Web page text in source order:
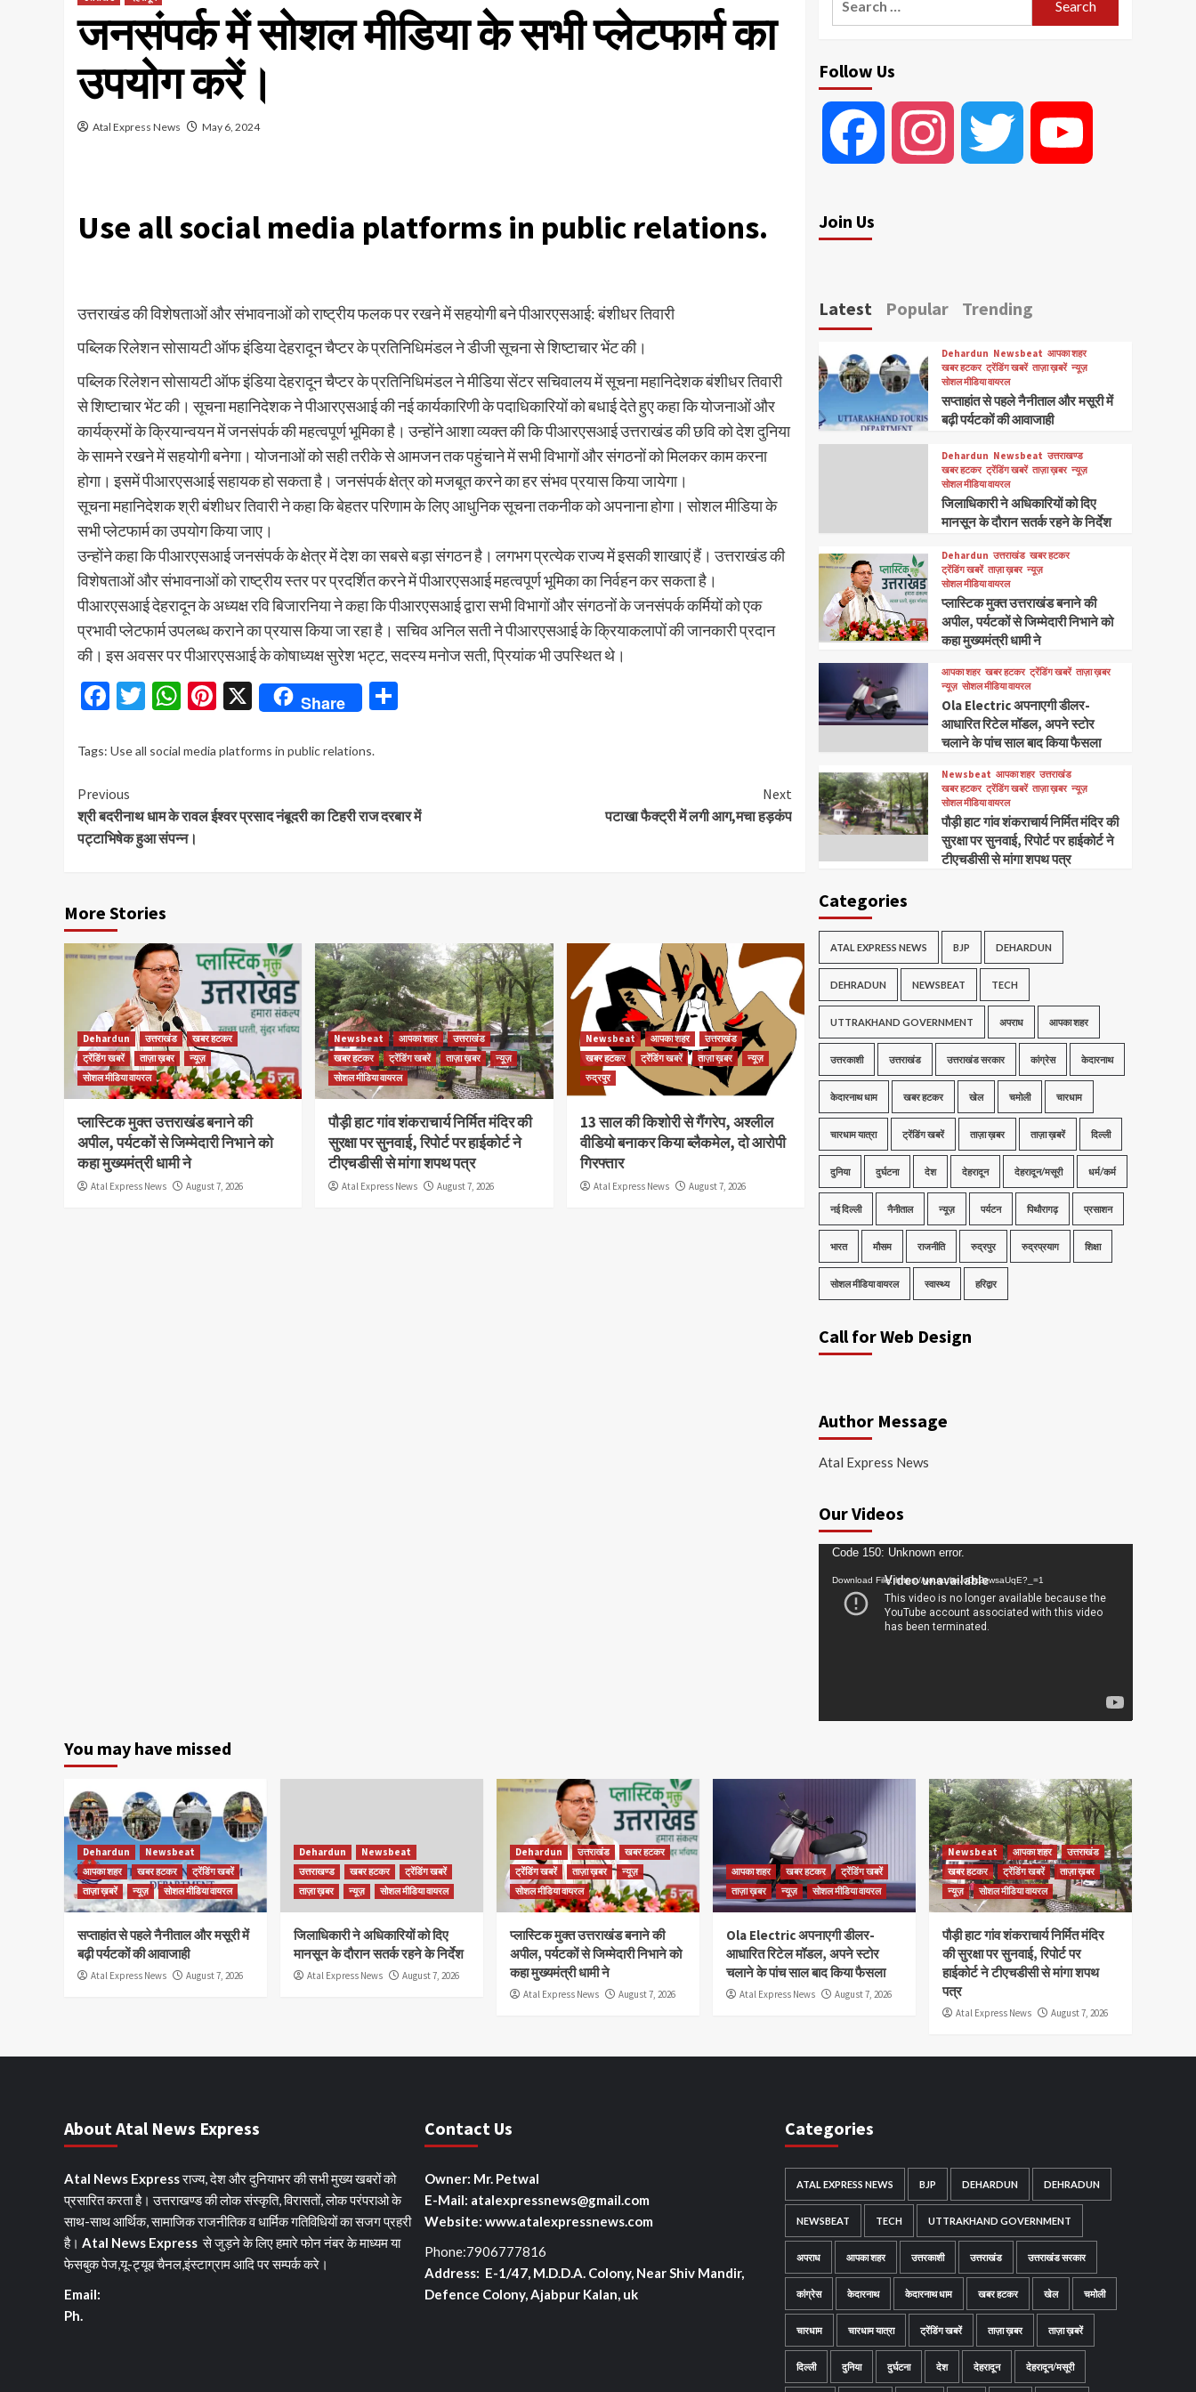
जनसंपर्क में सोशल मीडिया के सभी प्लेटफार्म का
उपयोग करें।
Atal Express News May 6, 2024
Use all social media platforms in public relations.
उत्तराखंड की विशेषताओं और संभावनाओं को राष्ट्रीय फलक पर रखने में सहयोगी बने पीआरएसआई: बंशीधर तिवारी
पब्लिक रिलेशन सोसायटी ऑफ इंडिया देहरादून चैप्टर के प्रतिनिधिमंडल ने डीजी सूचना से शिष्टाचार भेंट की।
पब्लिक रिलेशन सोसायटी ऑफ इंडिया देहरादून चैप्टर के प्रतिनिधिमंडल ने मीडिया सेंटर सचिवालय में सूचना महानिदेशक बंशीधर तिवारी
से शिष्टाचार भेंट की। सूचना महानिदेशक ने पीआरएसआई की नई कार्यकारिणी के पदाधिकारियों को बधाई देते हुए कहा कि योजनाओं और
कार्यक्रमों के क्रियान्वयन में जनसंपर्क की महत्वपूर्ण भूमिका है। उन्होंने आशा व्यक्त की कि पीआरएसआई उत्तराखंड की छवि को देश दुनिया
के सामने रखने में सहयोगी बनेगा। योजनाओं को सही तरीके से आमजन तक पहुंचाने में सभी विभागों और संगठनों को मिलकर काम करना
होगा। इसमें पीआरएसआई सहायक हो सकता है। जनसंपर्क क्षेत्र को मजबूत करने का हर संभव प्रयास किया जायेगा।
सूचना महानिदेशक श्री बंशीधर तिवारी ने कहा कि बेहतर परिणाम के लिए आधुनिक सूचना तकनीक को अपनाना होगा। सोशल मीडिया के
सभी प्लेटफार्म का उपयोग किया जाए।
उन्होंने कहा कि पीआरएसआई जनसंपर्क के क्षेत्र में देश का सबसे बड़ा संगठन है। लगभग प्रत्येक राज्य में इसकी शाखाएं हैं। उत्तराखंड की
विशेषताओं और संभावनाओं को राष्ट्रीय स्तर पर प्रदर्शित करने में पीआरएसआई महत्वपूर्ण भूमिका का निर्वहन कर सकता है।
पीआरएसआई देहरादून के अध्यक्ष रवि बिजारनिया ने कहा कि पीआरएसआई द्वारा सभी विभागों और संगठनों के जनसंपर्क कर्मियों को एक
प्रभावी प्लेटफार्म उपलब्ध कराने का प्रयास किया जा रहा है। सचिव अनिल सती ने पीआरएसआई के क्रियाकलापों की जानकारी प्रदान
की। इस अवसर पर पीआरएसआई के कोषाध्यक्ष सुरेश भट्ट, सदस्य मनोज सती, प्रियांक भी उपस्थित थे।
Facebook
Twitter
WhatsApp
Pinterest
X Share
Tags: Use all social media platforms in public relations.
Continue
Reading
Previous
श्री बदरीनाथ धाम के रावल ईश्वर प्रसाद नंबूदरी का टिहरी राज दरबार में
पट्टाभिषेक हुआ संपन्न।
Next
पटाखा फैक्ट्री में लगी आग,मचा हड़कंप
More Stories
Dehardun उत्तराखंड
खबर हटकर
ट्रेंडिंग खबरें
ताज़ा ख़बर
न्यूज़
सोशल मीडिया वायरल
प्लास्टिक मुक्त उत्तराखंड बनाने की
अपील, पर्यटकों से जिम्मेदारी निभाने को
कहा मुख्यमंत्री धामी ने
Atal Express News August 7, 2026
Newsbeat आपका शहर
उत्तराखंड
खबर हटकर
ट्रेंडिंग खबरें ताज़ा ख़बर
न्यूज़
सोशल मीडिया वायरल
पौड़ी हाट गांव शंकराचार्य निर्मित मंदिर की
सुरक्षा पर सुनवाई, रिपोर्ट पर हाईकोर्ट ने
टीएचडीसी से मांगा शपथ पत्र
Atal Express News August 7, 2026
Newsbeat आपका शहर
उत्तराखंड
खबर हटकर
ट्रेंडिंग खबरें ताज़ा ख़बर
न्यूज़
रुद्रपुर
13 साल की किशोरी से गैंगरेप, अश्लील
वीडियो बनाकर किया ब्लैकमेल, दो आरोपी
गिरफ्तार
Atal Express News August 7, 2026
Follow Us
Facebook Instagram Twitter
Join Us
Latest Popular Trending
Dehardun Newsbeat आपका शहर
खबर हटकर ट्रेंडिंग खबरें ताज़ा ख़बरें न्यूज़
सोशल मीडिया वायरल
सप्ताहांत से पहले नैनीताल और मसूरी में
बढ़ी पर्यटकों की आवाजाही
Dehardun Newsbeat उत्तराखण्ड
खबर हटकर ट्रेंडिंग खबरें ताज़ा ख़बर न्यूज़
सोशल मीडिया वायरल
जिलाधिकारी ने अधिकारियों को दिए
मानसून के दौरान सतर्क रहने के निर्देश
Dehardun उत्तराखंड खबर हटकर
ट्रेंडिंग खबरें ताज़ा ख़बर न्यूज़
सोशल मीडिया वायरल
प्लास्टिक मुक्त उत्तराखंड बनाने की
अपील, पर्यटकों से जिम्मेदारी निभाने को
कहा मुख्यमंत्री धामी ने
आपका शहर खबर हटकर ट्रेंडिंग खबरें ताज़ा ख़बर
न्यूज़ सोशल मीडिया वायरल
Ola Electric अपनाएगी डीलर-
आधारित रिटेल मॉडल, अपने स्टोर
चलाने के पांच साल बाद किया फैसला
Newsbeat आपका शहर उत्तराखंड
खबर हटकर ट्रेंडिंग खबरें ताज़ा ख़बर न्यूज़
सोशल मीडिया वायरल
पौड़ी हाट गांव शंकराचार्य निर्मित मंदिर की
सुरक्षा पर सुनवाई, रिपोर्ट पर हाईकोर्ट ने
टीएचडीसी से मांगा शपथ पत्र
Categories
ATAL EXPRESS NEWS BJP DEHARDUN
DEHRADUN NEWSBEAT TECH
UTTRAKHAND GOVERNMENT अपराध आपका शहर
उत्तरकाशी उत्तराखंड उत्तराखंड सरकार कांग्रेस केदारनाथ
केदारनाथ धाम खबर हटकर खेल चमोली चारधाम
चारधाम यात्रा ट्रेंडिंग खबरें ताज़ा ख़बर ताज़ा ख़बरें दिल्ली
दुनिया दुर्घटना देश देहरादून देहरादून/मसूरी धर्म/कर्म
नई दिल्ली नैनीताल न्यूज़ पर्यटन पिथौरागढ़ प्रसाशन
भारत मौसम राजनीति रुद्रपुर रुद्रप्रयाग शिक्षा
सोशल मीडिया वायरल स्वास्थ्य हरिद्वार
Call for Web Design
Author Message
Atal Express News
Our Videos
Video
Player
Code 150: Unknown error.
Download File: https://youtu.be/oDc2zwsaUqE?_=1
You may have missed
Dehardun
Newsbeat
आपका शहर
खबर हटकर
ट्रेंडिंग खबरें
ताज़ा ख़बरें
न्यूज़ सोशल मीडिया वायरल
सप्ताहांत से पहले नैनीताल और मसूरी में
बढ़ी पर्यटकों की आवाजाही
Atal Express News August 7, 2026
Dehardun
Newsbeat
उत्तराखण्ड
खबर हटकर
ट्रेंडिंग खबरें
ताज़ा ख़बर
न्यूज़ सोशल मीडिया वायरल
जिलाधिकारी ने अधिकारियों को दिए
मानसून के दौरान सतर्क रहने के निर्देश
Atal Express News August 7, 2026
Dehardun उत्तराखंड
खबर हटकर
ट्रेंडिंग खबरें
ताज़ा ख़बर
न्यूज़
सोशल मीडिया वायरल
प्लास्टिक मुक्त उत्तराखंड बनाने की
अपील, पर्यटकों से जिम्मेदारी निभाने को
कहा मुख्यमंत्री धामी ने
Atal Express News August 7, 2026
आपका शहर खबर हटकर
ट्रेंडिंग खबरें
ताज़ा ख़बर
न्यूज़ सोशल मीडिया वायरल
Ola Electric अपनाएगी डीलर-
आधारित रिटेल मॉडल, अपने स्टोर
चलाने के पांच साल बाद किया फैसला
Atal Express News August 7, 2026
Newsbeat आपका शहर
उत्तराखंड
खबर हटकर
ट्रेंडिंग खबरें
ताज़ा ख़बर
न्यूज़
सोशल मीडिया वायरल
पौड़ी हाट गांव शंकराचार्य निर्मित मंदिर
की सुरक्षा पर सुनवाई, रिपोर्ट पर
हाईकोर्ट ने टीएचडीसी से मांगा शपथ
पत्र
Atal Express News August 7, 2026
About Atal News Express
Atal News Expressराज्य, देश और दुनियाभर की सभी मुख्य खबरों को
प्रसारित करता है। उत्तराखण्ड की लोक संस्कृति, विरासतों, लोक परंपराओ के
साथ-साथ आर्थिक, सामाजिक राजनीतिक व धार्मिक गतिविधियों का सजग प्रहरी
है। Atal News Express से जुड़ने के लिए हमारे फोन नंबर के माध्यम या
फेसबुक पेज,यू-ट्यूब चैनल,इंस्टाग्राम आदि पर सम्पर्क करे।
Email:
Ph.
Contact Us
Owner: Mr. Petwal
E-Mail: atalexpressnews@gmail.com
Website: www.atalexpressnews.com
Phone:7906777816
Address: E-1/47, M.D.D.A. Colony, Near Shiv Mandir,
Defence Colony, Ajabpur Kalan, uk
Categories
ATAL EXPRESS NEWS BJP DEHARDUN DEHRADUN
NEWSBEAT TECH UTTRAKHAND GOVERNMENT
अपराध आपका शहर उत्तरकाशी उत्तराखंड उत्तराखंड सरकार
कांग्रेस केदारनाथ केदारनाथ धाम खबर हटकर खेल चमोली
चारधाम चारधाम यात्रा ट्रेंडिंग खबरें ताज़ा ख़बर ताज़ा ख़बरें
दिल्ली दुनिया दुर्घटना देश देहरादून देहरादून/मसूरी